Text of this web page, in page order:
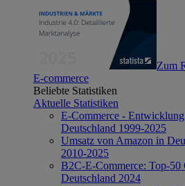
Zum
E-commerce
Beliebte Statistiken
Aktuelle Statistiken
E-Commerce - Entwicklung
Deutschland 1999-2025
Umsatz von Amazon in
2010-2025
B2C-E-Commerce: Top-50
Deutschland 2024